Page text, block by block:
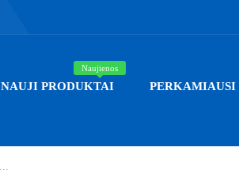
NAUJI PRODUKTAI
Naujienos
PERKAMIAUSI